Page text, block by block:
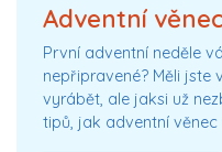
Adventní
První adventní neděle
nepřipravené? Měli jste
vyrábět, ale jaksi už
tipů, jak adventní